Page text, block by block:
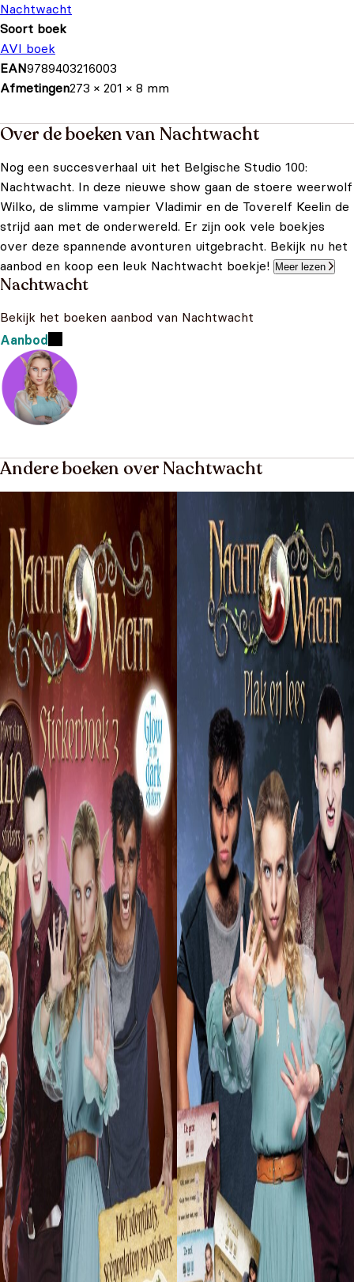
Nachtwacht
Soort boek
AVI boek
EAN9789403216003
Afmetingen273 × 201 × 8 mm
Over de boeken van Nachtwacht
Nog een succesverhaal uit het Belgische Studio 100:
Nachtwacht. In deze nieuwe show gaan de stoere weerwolf
Wilko, de slimme vampier Vladimir en de Toverelf Keelin de
strijd aan met de onderwereld. Er zijn ook vele boekjes
over deze spannende avonturen uitgebracht. Bekijk nu het
aanbod en koop een leuk Nachtwacht boekje!
Meer lezen
Nachtwacht
Bekijk het boeken aanbod van Nachtwacht
Aanbod
Andere boeken over Nachtwacht